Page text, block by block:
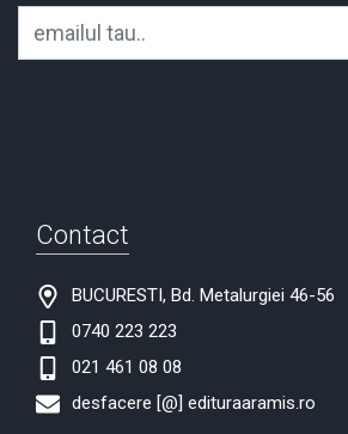
Contact
BUCURESTI, Bd. Metalurgiei 46-56
0740 223 223
021 461 08 08
desfacere [@] edituraaramis.ro